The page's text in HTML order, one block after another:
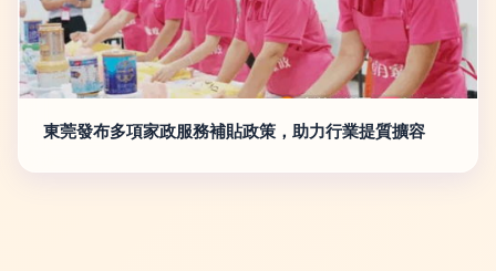
東莞發布多項家政服務補貼政策，助力行業提質擴容